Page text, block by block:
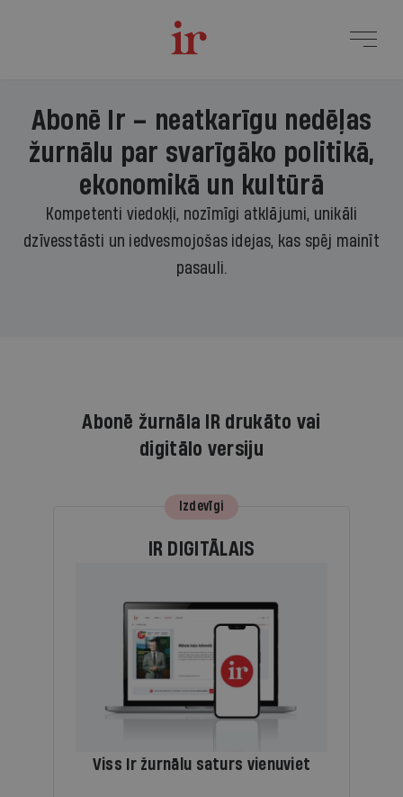
Abonē Ir – neatkarīgu nedēļas
žurnālu par svarīgāko politikā,
ekonomikā un kultūrā
Kompetenti viedokļi, nozīmīgi atklājumi, unikāli
dzīvesstāsti un iedvesmojošas idejas, kas spēj mainīt
pasauli.
Abonē žurnāla IR drukāto vai
digitālo versiju
Izdevīgi
IR DIGITĀLAIS
Viss Ir žurnālu saturs vienuviet